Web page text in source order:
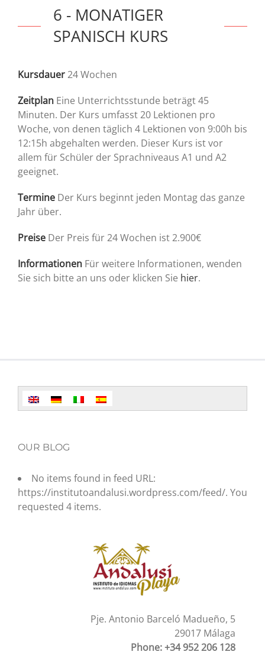
6 - MONATIGER
SPANISCH KURS
Kursdauer24 Wochen
Zeitplan Eine Unterrichtsstunde beträgt 45
Minuten. Der Kurs umfasst 20 Lektionen pro
Woche, von denen täglich 4 Lektionen von 9:00h bis
12:15h abgehalten werden. Dieser Kurs ist vor
allem für Schüler der Sprachniveaus A1 und A2
geeignet.
Termine Der Kurs beginnt jeden Montag das ganze
Jahr über.
Preise Der Preis für 24 Wochen ist 2.900€
Informationen Für weitere Informationen, wenden
Sie sich bitte an uns oder klicken Sie hier.
OUR BLOG
No items found in feed URL:
https://institutoandalusi.wordpress.com/feed/. You
requested 4 items.
Pje. Antonio Barceló Madueño, 5
29017 Málaga
Phone: +34 952 206 128